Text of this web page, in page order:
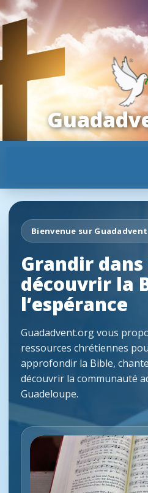
Bienvenue sur
Grandir
découvrir la
l’espérance
Guadadvent.org vous
ressources chrétiennes
approfondir la Bible,
découvrir la communauté
Guadeloupe.